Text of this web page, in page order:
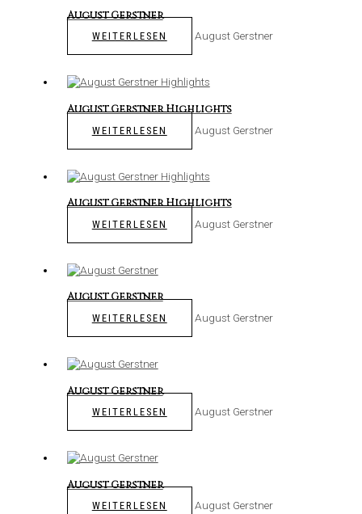
August Gerstner
WEITERLESEN August Gerstner
August Gerstner Highlights
WEITERLESEN August Gerstner
August Gerstner Highlights
WEITERLESEN August Gerstner
August Gerstner
WEITERLESEN August Gerstner
August Gerstner
WEITERLESEN August Gerstner
August Gerstner
WEITERLESEN August Gerstner